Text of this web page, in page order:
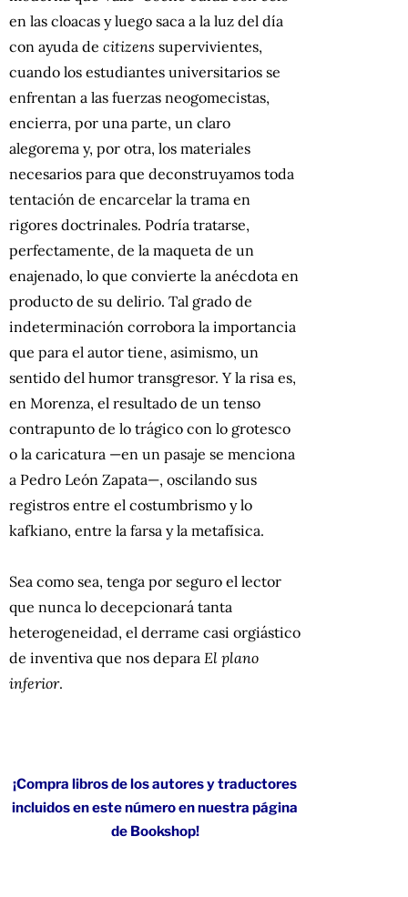
en las cloacas y luego saca a la luz del día
con ayuda de citizens supervivientes,
cuando los estudiantes universitarios se
enfrentan a las fuerzas neogomecistas,
encierra, por una parte, un claro
alegorema y, por otra, los materiales
necesarios para que deconstruyamos toda
tentación de encarcelar la trama en
rigores doctrinales. Podría tratarse,
perfectamente, de la maqueta de un
enajenado, lo que convierte la anécdota en
producto de su delirio. Tal grado de
indeterminación corrobora la importancia
que para el autor tiene, asimismo, un
sentido del humor transgresor. Y la risa es,
en Morenza, el resultado de un tenso
contrapunto de lo trágico con lo grotesco
o la caricatura —en un pasaje se menciona
a Pedro León Zapata—, oscilando sus
registros entre el costumbrismo y lo
kafkiano, entre la farsa y la metafísica.
Sea como sea, tenga por seguro el lector
que nunca lo decepcionará tanta
heterogeneidad, el derrame casi orgiástico
de inventiva que nos depara El plano
inferior.
¡Compra libros de los autores y traductores
incluidos en este número en nuestra página
de Bookshop!